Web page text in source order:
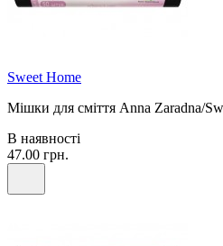
Sweet Home
Мішки для сміття Anna Zaradna/
В наявності
47.00 грн.